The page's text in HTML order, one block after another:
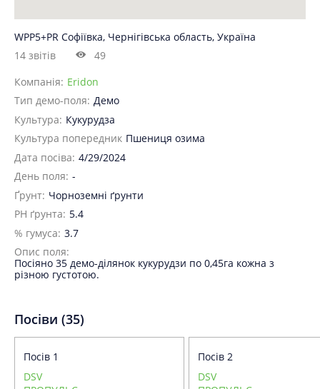
WPP5+PR Софіївка, Чернігівська область, Україна
14 звітів
49
Компанія: Eridon
Тип демо-поля: Демо
Культура: Кукурудза
Культура попередник Пшениця озима
Дата посіва: 4/29/2024
День поля: -
Ґрунт: Чорноземні ґрунти
PH ґрунта: 5.4
% гумуса: 3.7
Опис поля:
Посіяно 35 демо-ділянок кукурудзи по 0,45га кожна з
різною густотою.
Посіви (35)
Поcів 1
DSV
Поcів 2
DSV